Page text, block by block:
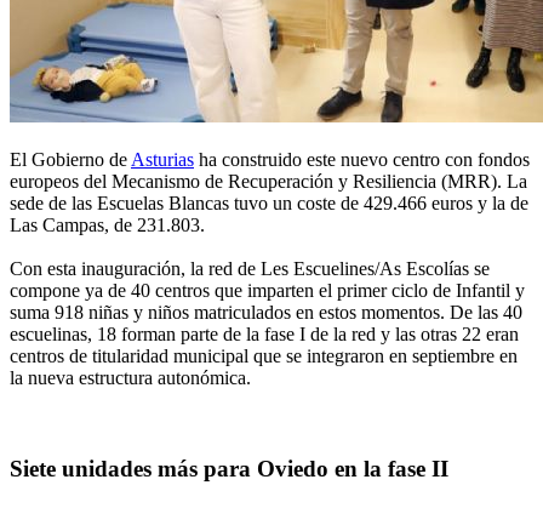
El Gobierno de Asturias ha construido este nuevo centro con fondos
europeos del Mecanismo de Recuperación y Resiliencia (MRR). La
sede de las Escuelas Blancas tuvo un coste de 429.466 euros y la de
Las Campas, de 231.803.
Con esta inauguración, la red de Les Escuelines/As Escolías se
compone ya de 40 centros que imparten el primer ciclo de Infantil y
suma 918 niñas y niños matriculados en estos momentos. De las 40
escuelinas, 18 forman parte de la fase I de la red y las otras 22 eran
centros de titularidad municipal que se integraron en septiembre en
la nueva estructura autonómica.
Siete unidades más para Oviedo en la fase II